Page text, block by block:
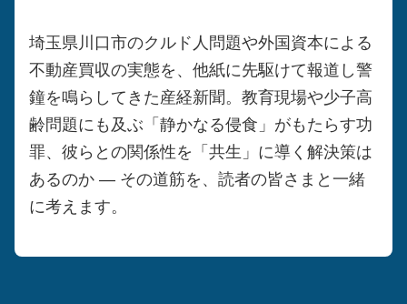
埼玉県川口市のクルド人問題や外国資本による
不動産買収の実態を、他紙に先駆けて報道し警
鐘を鳴らしてきた産経新聞。教育現場や少子高
齢問題にも及ぶ「静かなる侵食」がもたらす功
罪、彼らとの関係性を「共生」に導く解決策は
あるのか ― その道筋を、読者の皆さまと一緒
に考えます。